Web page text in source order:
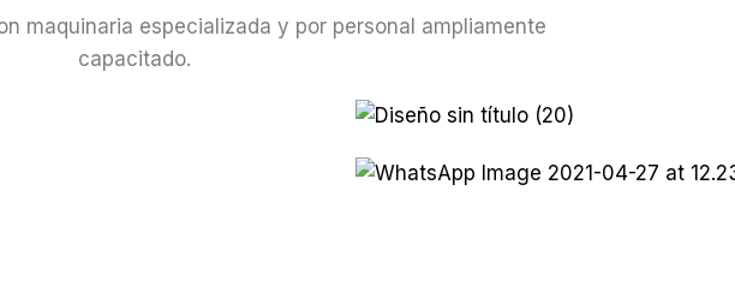
maquinaria especializada y por personal ampliamente
capacitado.
Leer más
Leer más